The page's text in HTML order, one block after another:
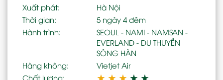
Xuất phát:
Hà Nội
Thời gian:
5 ngày 4 đêm
Hành trình:
SEOUL - NAMI - NAMSAN -
EVERLAND - DU THUYỀN
SÔNG HÀN
Hàng không:
Vietjet Air
Chất lượng:
★ ★ ★ ★ ★